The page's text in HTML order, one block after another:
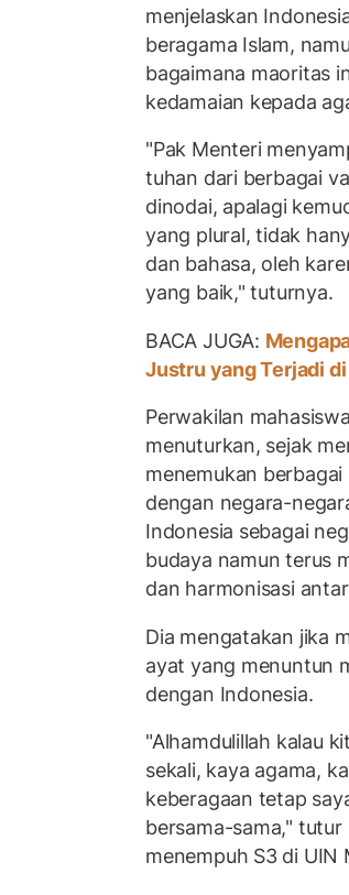
menjelaskan
beragama Islam,
bagaimana maoritas
kedamaian kepada
"Pak Menteri
tuhan dari berbagai
dinodai, apalagi
yang plural, tidak
dan bahasa, oleh
yang baik," tuturnya.
BACA JUGA:
Justru yang Terjadi di
Perwakilan
menuturkan, sejak
menemukan
dengan negara-
Indonesia sebagai
budaya namun terus
dan harmonisasi
Dia mengatakan jika
ayat yang menuntun
dengan Indonesia.
"Alhamdulillah kalau
sekali, kaya agama,
keberagaan tetap
bersama-sama,"
menempuh S3 di UIN